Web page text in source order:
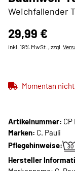
Weichfallender
29,99 €
inkl. 19% MwSt. , zzgl.
Momentan
Artikelnummer: CP
Marken: C. Pauli
Pflegehinweise:
Hersteller